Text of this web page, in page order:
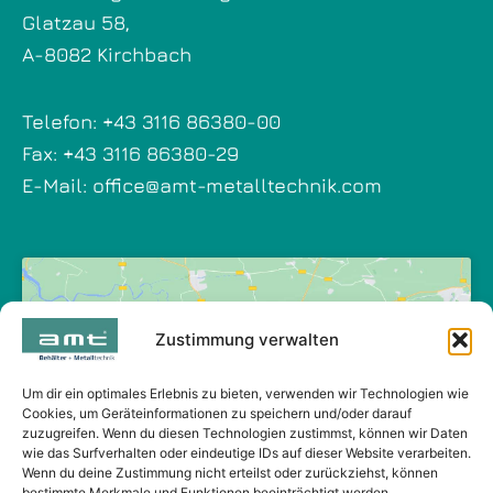
Zustimmung verwalten
Um dir ein optimales Erlebnis zu bieten, verwenden wir Technologien wie
Cookies, um Geräteinformationen zu speichern und/oder darauf
zuzugreifen. Wenn du diesen Technologien zustimmst, können wir Daten
wie das Surfverhalten oder eindeutige IDs auf dieser Website verarbeiten.
Wenn du deine Zustimmung nicht erteilst oder zurückziehst, können
Glatzau 58,
A-8082 Kirchbach
Telefon: +43 3116 86380-00
Fax: +43 3116 86380-29
E-Mail: office@amt-metalltechnik.com
maps zu aktivieren
Cookie-Richtlinie
Ich stimme zu